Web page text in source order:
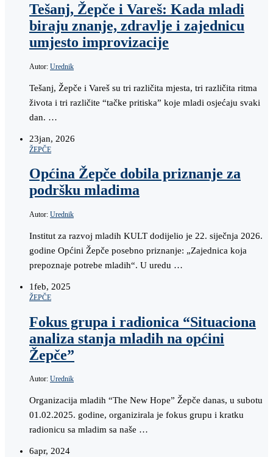
Tešanj, Žepče i Vareš: Kada mladi
biraju znanje, zdravlje i zajednicu
umjesto improvizacije
Autor: Urednik
Tešanj, Žepče i Vareš su tri različita mjesta, tri različita ritma
života i tri različite “tačke pritiska” koje mladi osjećaju svaki
dan. …
23jan, 2026
ŽEPČE
Općina Žepče dobila priznanje za
podršku mladima
Autor: Urednik
Institut za razvoj mladih KULT dodijelio je 22. siječnja 2026.
godine Općini Žepče posebno priznanje: „Zajednica koja
prepoznaje potrebe mladih“. U uredu …
1feb, 2025
ŽEPČE
Fokus grupa i radionica “Situaciona
analiza stanja mladih na općini
Žepče”
Autor: Urednik
Organizacija mladih “The New Hope” Žepče danas, u subotu
01.02.2025. godine, organizirala je fokus grupu i kratku
radionicu sa mladim sa naše …
6apr, 2024